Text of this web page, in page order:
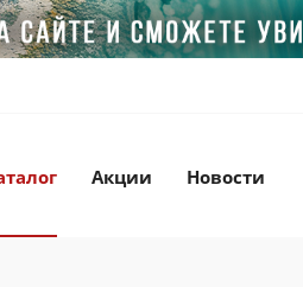
Акции Новости